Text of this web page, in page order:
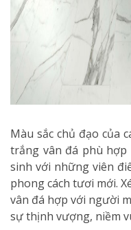
Màu sắc chủ đạo của
trắng vân đá phù
sinh với những viên
phong cách tươi mới.
vân đá hợp với người
sự thịnh vượng, niềm